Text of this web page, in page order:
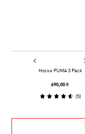
Носки PUMA 3 Pack
690,00 ₴
(5)